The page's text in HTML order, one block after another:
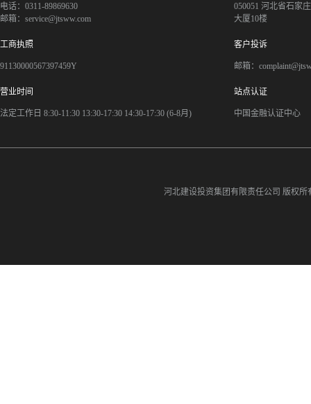
电话：0311-89869630
邮箱：service@jtsww.com
050051 河北省石家
大厦10楼
工商执照
91130000567397459Y
客户投诉
邮箱：
营业时间
法定工作日 8:30-11:30 13:30-17:30 14:30-17:30 (6-8月)
站点认证
中国金融认证中心
河北建设投资集团有限责任公司 版权所